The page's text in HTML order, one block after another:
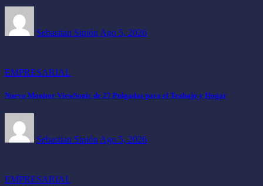
Sebastian Sipión Ago 5, 2026
EMPRESARIAL
Nuevo Monitor ViewSonic de 27 Pulgadas para el Trabajo y Hogar
Sebastian Sipión Ago 5, 2026
EMPRESARIAL